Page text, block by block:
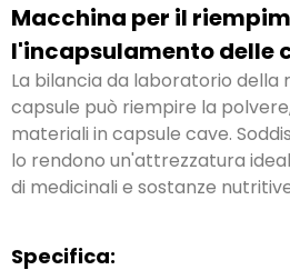
Macchina per il
l'incapsulamento delle
La bilancia da laboratorio della
capsule può riempire la
materiali in capsule cave.
lo rendono un'attrezzatura
di medicinali e sostanze
Specifica: